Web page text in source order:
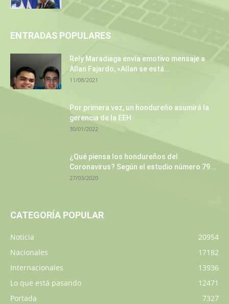
ENTRADAS POPULARES
Rely Maradiaga envía emotivo mensaje a
Allan Fajardo, «Allan se está...
11/08/2021
Por primera vez, un hondureño asumirá la
gerencia de la EEH
30/01/2022
¿Qué piensa los hondureños del
Coronavirus? Según el estudio número 79...
27/03/2020
CATEGORÍA POPULAR
Noticia
20954
Nacionales
17182
Internacionales
13936
Lo que está pasando
12471
Portada
7327